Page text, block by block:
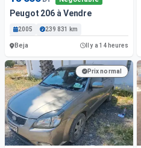
Peugot 206 à Vendre
2005 239 831 km
Beja Il y a 14 heures
Prix normal